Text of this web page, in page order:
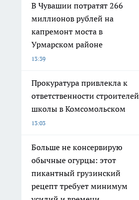
В Чувашии потратят 266
миллионов рублей на
капремонт моста в
Урмарском районе
13:39
Прокуратура привлекла к
ответственности строителей
школы в Комсомольском
13:03
Больше не консервирую
обычные огурцы: этот
пикантный грузинский
рецепт требует минимум